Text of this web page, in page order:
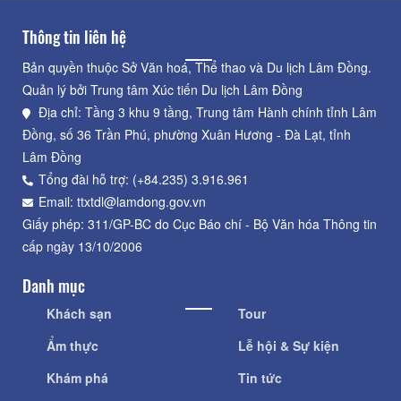
Thông tin liên hệ
Bản quyền thuộc Sở Văn hoá, Thể thao và Du lịch Lâm Đồng.
Quản lý bởi Trung tâm Xúc tiến Du lịch Lâm Đồng
Địa chỉ: Tầng 3 khu 9 tầng, Trung tâm Hành chính tỉnh Lâm
Đồng, số 36 Trần Phú, phường Xuân Hương - Đà Lạt, tỉnh
Lâm Đồng
Tổng đài hỗ trợ: (+84.235) 3.916.961
Email: ttxtdl@lamdong.gov.vn
Giấy phép: 311/GP-BC do Cục Báo chí - Bộ Văn hóa Thông tin
cấp ngày 13/10/2006
Danh mục
Khách sạn
Ẩm thực
Khám phá
Tour
Lễ hội & Sự kiện
Tin tức